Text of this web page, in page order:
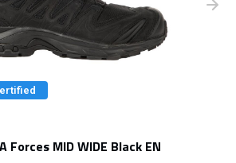
Forces MID WIDE Black EN